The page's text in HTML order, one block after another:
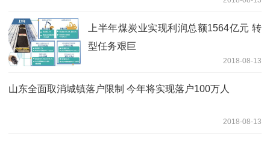
上半年煤炭业实现利润总额1564亿元 转
型任务艰巨
2018-08-13
山东全面取消城镇落户限制 今年将实现落户100万人
2018-08-13